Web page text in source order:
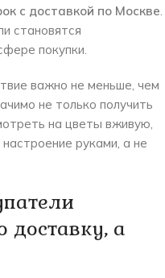
с доставкой по Москве.
становятся
покупки.
важно не меньше, чем
не только получить
на цветы вживую,
руками, а не
доставку, а